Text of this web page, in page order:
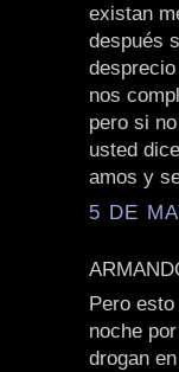
existan
después
nos
pero si
usted
amos y
5 DE
Pero
noche
drogan